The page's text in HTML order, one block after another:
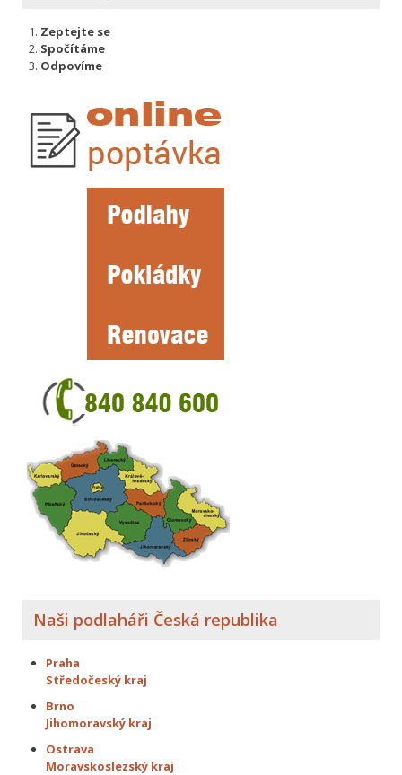
Zeptejte se
Spočítáme
Odpovíme
Naši podlaháři Česká republika
Praha
Středočeský kraj
Brno
Jihomoravský kraj
Ostrava
Moravskoslezský kraj